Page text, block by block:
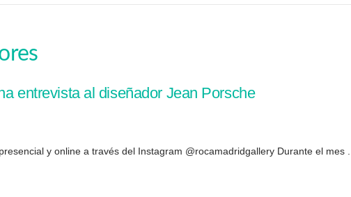
entrevista al diseñador Jean Porsche
y online a través del Instagram @rocamadridgallery Durante el mes ...